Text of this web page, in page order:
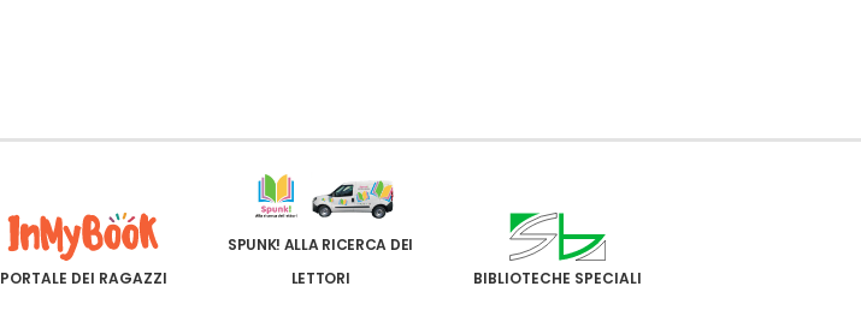
PORTALE DEI RAGAZZI
SPUNK! ALLA RICERCA DEI
LETTORI
BIBLIOTECHE SPECIALI